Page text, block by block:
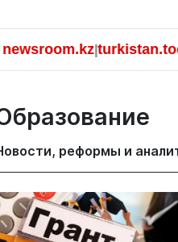
|turkistan.today|
реформы и